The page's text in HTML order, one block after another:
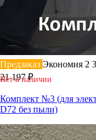
Предзаказ Экономия 2
21 197 ₽
Нет в наличии
Комплект №3 (для
D72 без пыли)